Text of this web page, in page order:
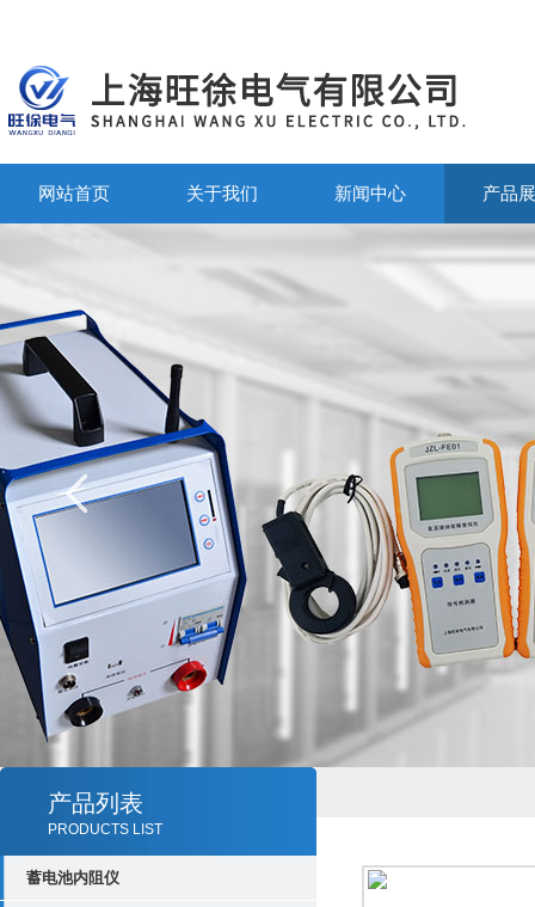
网站首页 关于我们 新闻中心 产品
产品列表
PRODUCTS LIST
蓄电池内阻仪